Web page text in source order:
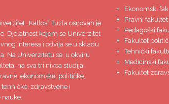
„Kallos“ Tuzlaosnovan je
Djelatnost kojom se Univerzitet
interesa i odvija se u skladu
Na Univerzitetu se, u okviru
na sva tri nivoa studija
ekonomske, političke,
tehničke, zdravstvene i
nauke.
Ekonomski
Pravni fakultet
Pedagoški
Fakultet
Tehnički
Medicinski
Fakultet